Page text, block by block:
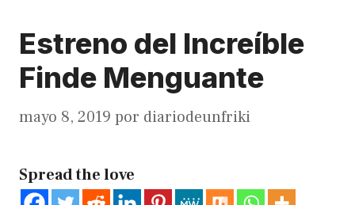
Estreno del Increíble
Finde Menguante
mayo 8, 2019 por diariodeunfriki
Spread the love